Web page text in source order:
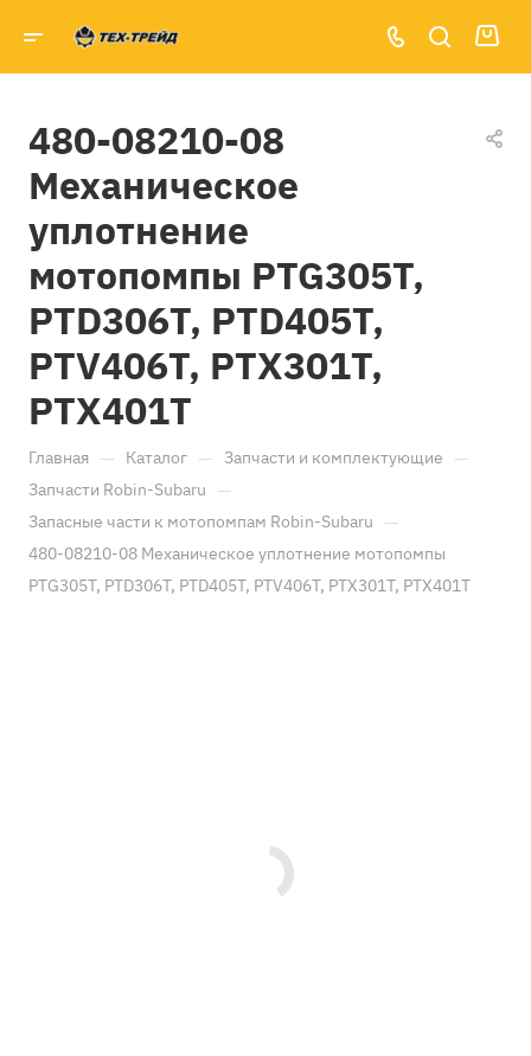
480-08210-08
Механическое
уплотнение
мотопомпы PTG305T,
PTD306T, PTD405T,
PTV406T, PTX301T,
PTX401T
Главная — Каталог — Запчасти и комплектующие —
Запчасти Robin-Subaru —
Запасные части к мотопомпам Robin-Subaru —
480-08210-08 Механическое уплотнение мотопомпы
PTG305T, PTD306T, PTD405T, PTV406T, PTX301T, PTX401T